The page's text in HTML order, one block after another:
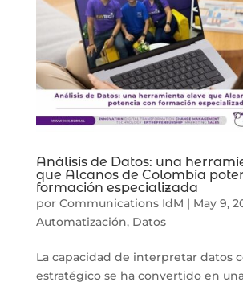
Análisis de Datos: una
que Alcanos de Colombia
formación especializada
por Communications IdM | May 9,
Automatización, Datos
La capacidad de interpretar datos
estratégico se ha convertido en